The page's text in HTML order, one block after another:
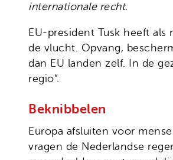
internationale recht.
EU-president Tusk heeft
de vlucht. Opvang,
dan EU landen zelf. In de
regio”.
Beknibbelen
Europa afsluiten voor
vragen de Nederlandse